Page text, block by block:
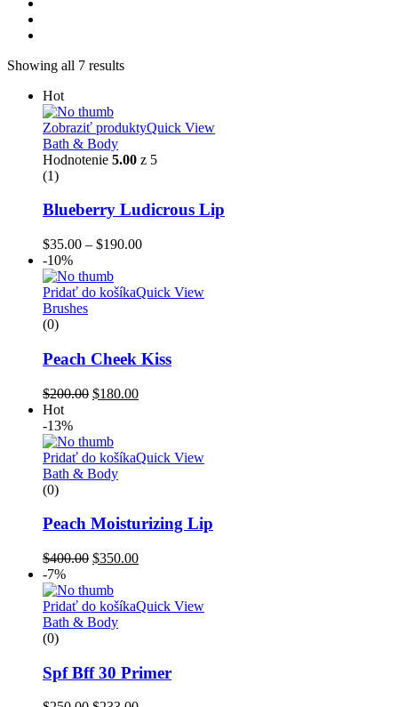
Showing all 7 results
Hot
Zobraziť produktyQuick View
Bath & Body
Hodnotenie 5.00 z 5
(1)
Blueberry Ludicrous Lip
$35.00 – $190.00
-10%
Pridať do košíkaQuick View
Brushes
(0)
Peach Cheek Kiss
$200.00 $180.00
Hot
-13%
Pridať do košíkaQuick View
Bath & Body
(0)
Peach Moisturizing Lip
$400.00 $350.00
-7%
Pridať do košíkaQuick View
Bath & Body
(0)
Spf Bff 30 Primer